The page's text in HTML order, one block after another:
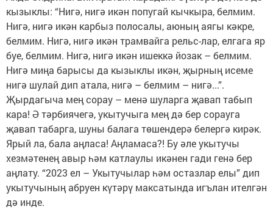
кызыклы: “Нигә, нигә икән попугай кычкыра, белмим.
Нигә, нигә икән карбыз полосалы, аюның аягы кәкре,
белмим. Нигә, нигә икән трамвайга рельс-лар, елгага яр
буе, белмим. Нигә, нигә икән ишеккә йозак – белмим.
Нигә миңа барысы да кызыклы икән, җырның исеме
нигә шулай дип атала, нигә – белмим – нигә...”.
Җырдагыча мең сорау – менә шуларга җавап табып
кара! Ә тәрбиячегә, укытучыга мең дә бер сорауга
җавап табарга, шуны балага төшендерә белергә кирәк.
Ярый ла, бала аңласа! Аңламаса?! Бу әле укытучы
хезмәтенең авыр һәм катлаулы икәнен гади генә бер
аңлату. “2023 ел – Укытучылар һәм остазлар елы” дип
укытучының абруен күтәрү максатында игълан ителгән
дә инде.